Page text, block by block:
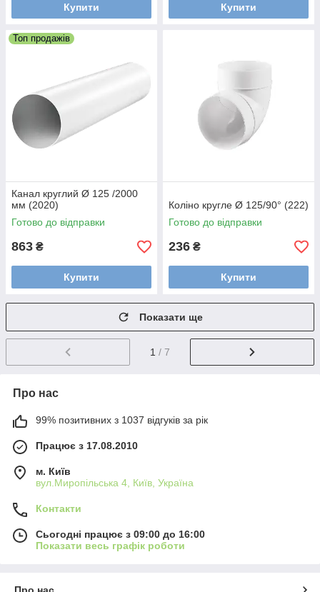
Купити Купити
Топ продажів
Канал круглий Ø 125 /2000
мм (2020)
Готово до відправки
863 ₴
Купити
Коліно кругле Ø 125/90° (222)
Готово до відправки
236 ₴
Купити
Показати ще
1 / 7
Про нас
99% позитивних з 1037 відгуків за рік
Працює з 17.08.2010
м. Київ
вул.Миропільська 4, Київ, Україна
Контакти
Сьогодні працює з 09:00 до 16:00
Показати весь графік роботи